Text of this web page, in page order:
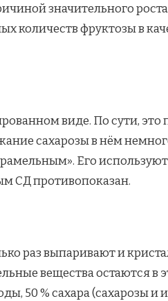
значительного
количеств фруктозы в
виде. По сути, это
сахарозы в нём
Его
СД противопоказан.
раз выпаривают и
вещества остаются в
50 % сахара (сахарозы и